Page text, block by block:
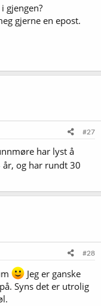
gjengen?
gjerne en epost.
#27
har lyst å
år, og har rundt 30
#28
Jeg er ganske
Syns det er utrolig